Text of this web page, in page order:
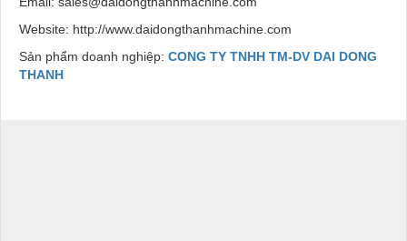
Website: http://www.daidongthanhmachine.com
Sản phẩm doanh nghiệp: CONG TY TNHH TM-DV DAI DONG
THANH